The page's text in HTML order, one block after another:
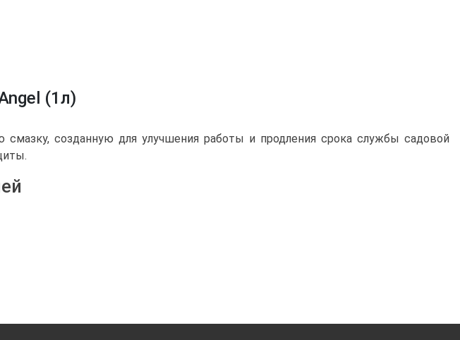
(1л)
смазку, созданную для улучшения работы и продления срока службы садовой